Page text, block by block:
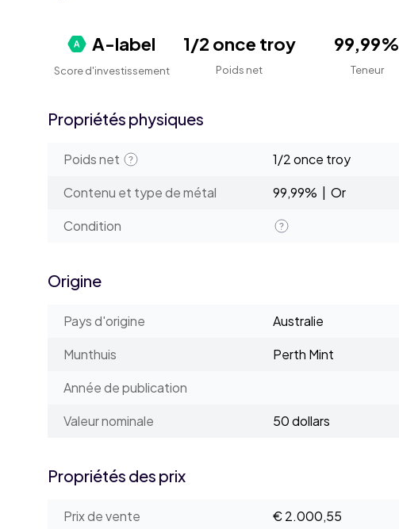
A-label
Score d'investissement
1/2 once troy
Poids net
99,99%
Teneur
Propriétés physiques
Poids net
1/2 once troy
Contenu et type de métal
99,99% | Or
Condition
Origine
Pays d'origine
Australie
Munthuis
Perth Mint
Année de publication
Valeur nominale
50 dollars
Propriétés des prix
Prix de vente
€ 2.000,55